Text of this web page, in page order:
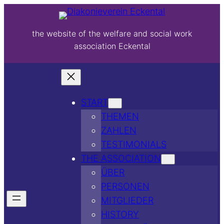
the website of the welfare and social work
association Eckental
START
THEMEN
ZAHLEN
TESTIMONIALS
THE ASSOCIATION
ÜBER
PERSONEN
MITGLIEDER
HISTORY